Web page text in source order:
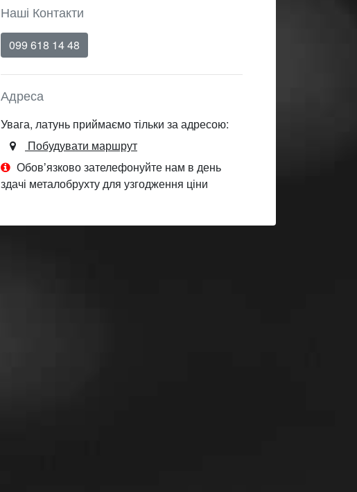
Наші Контакти
099 618 14 48
Адреса
Увага, латунь приймаємо тільки за адресою:
Побудувати маршрут
Обовʼязково зателефонуйте нам в день
здачі металобрухту для узгодження ціни